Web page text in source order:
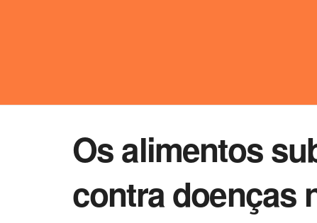
Os alimentos
contra doenças